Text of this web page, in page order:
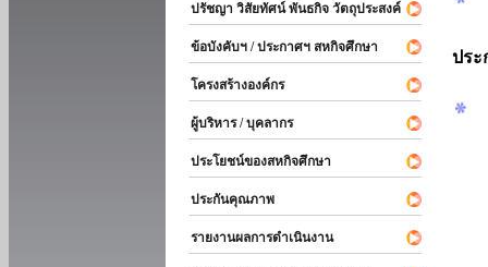
ปรัชญา วิสัยทัศน์ พันธกิจ วัตถุประสงค์
ข้อบังคับฯ / ประกาศฯ สหกิจศึกษา
โครงสร้างองค์กร
ผู้บริหาร / บุคลากร
ประโยชน์ของสหกิจศึกษา
ประกันคุณภาพ
รายงานผลการดำเนินงาน
ประ